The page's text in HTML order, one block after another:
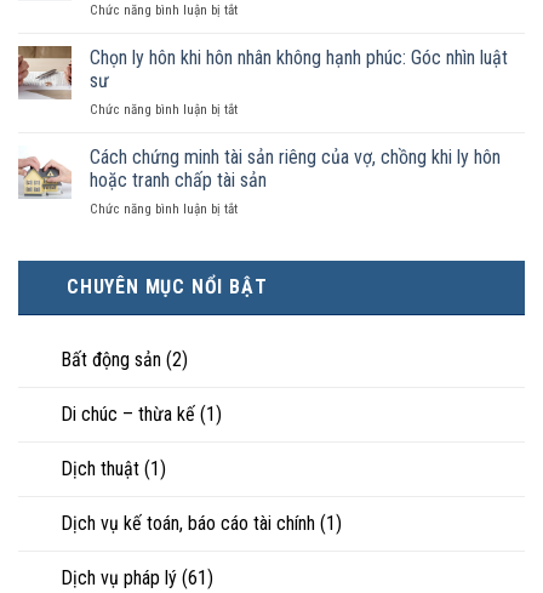
hợp
được
công
là
hôn
chồng
đăng
hôn
tài
sản
như
nào?
Chức năng bình luận bị tắtở
phải
điều
kinh
tế
hơn
trực
tiếp
nuôi
Chọn ly hôn khi hôn nhân không hạnh phúc: Góc nhìn luật
sư
Chức năng bình luận bị tắtở
ly
hôn
khi
hôn
hạnh
phúc:
Góc
Cách chứng minh tài sản riêng của vợ, chồng khi ly hôn
hoặc tranh chấp tài sản
Chức năng bình luận bị tắtở
tài
sản
chấp
CHUYÊN MỤC NỔI BẬT
Bất động sản (2)
Di chúc – thừa kế (1)
Dịch thuật (1)
Dịch vụ kế toán, báo cáo tài chính (1)
Dịch vụ pháp lý (61)